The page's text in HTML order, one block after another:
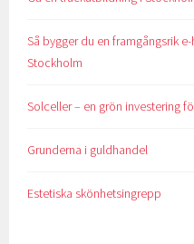
Så bygger du en framgångsrik
Stockholm
Solceller – en grön investering
Grunderna i guldhandel
Estetiska skönhetsingrepp